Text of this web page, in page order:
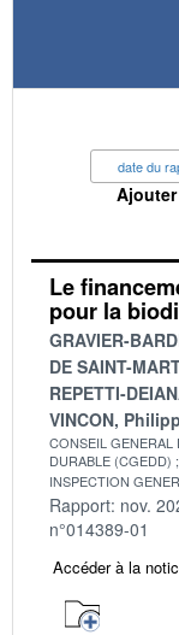
date du
Le
pour la
GRAVIER-
DE SAINT-
REPETTI-
VINCON,
CONSEIL GENERAL
DURABLE (CGEDD)
INSPECTION
Rapport: nov.
n°014389-01
Accéder à la